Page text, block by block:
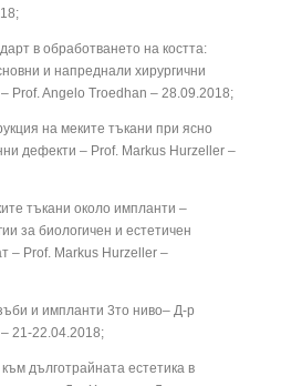
в обработването на костта:
и напреднали хирургични
Prof. Angelo Troedhan – 28.09.2018;
на меките тъкани при ясно
дефекти – Prof. Markus Hurzeller –
тъкани около импланти –
за биологичен и естетичен
– Prof. Markus Hurzeller –
и импланти 3то ниво– Д-р
21-22.04.2018;
дълготрайната естетика в